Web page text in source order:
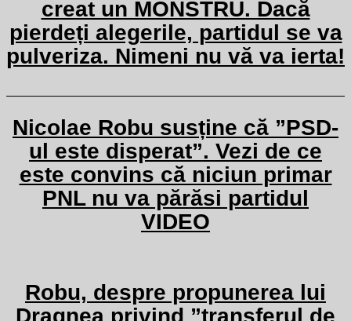
creat un MONSTRU. Dacă
pierdeți alegerile, partidul se va
pulveriza. Nimeni nu vă va ierta!
Nicolae Robu susține că ”PSD-
ul este disperat”. Vezi de ce
este convins că niciun primar
PNL nu va părăsi partidul
VIDEO
Robu, despre propunerea lui
Dragnea privind ”transferul de